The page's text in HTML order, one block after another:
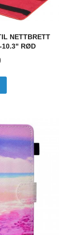
NETTBRETT
10.3" RØD